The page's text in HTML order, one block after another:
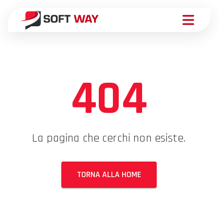
404
La pagina che cerchi non esiste.
TORNA ALLA HOME